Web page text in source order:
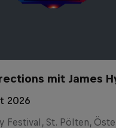
mit James
2026
Festival, St. Pölten,